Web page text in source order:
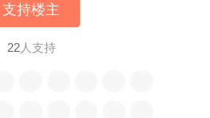
支持楼主
22人支持